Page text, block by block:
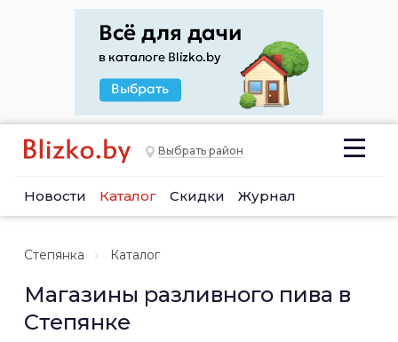
Выбрать район
Новости Каталог Скидки Журнал
Степянка Каталог
Магазины разливного пива в
Степянке